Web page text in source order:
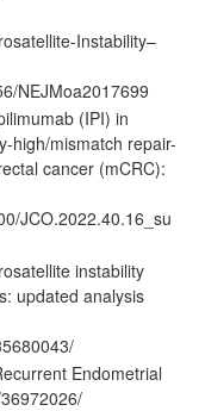
Instability–
NEJMoa2017699
(IPI) in
high/mismatch repair-
cancer (mCRC):
JCO.2022.40.16_su
instability
updated analysis
Endometrial